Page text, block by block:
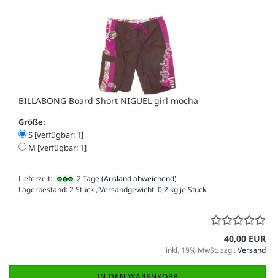
BILLABONG Board Short NIGUEL girl mocha
Größe:
S [verfügbar: 1]
M [verfügbar: 1]
Lieferzeit: 2 Tage(Ausland abweichend)
Lagerbestand: 2 Stück , Versandgewicht:0,2 kg je Stück
40,00 EUR
inkl. 19% MwSt. zzgl.Versand